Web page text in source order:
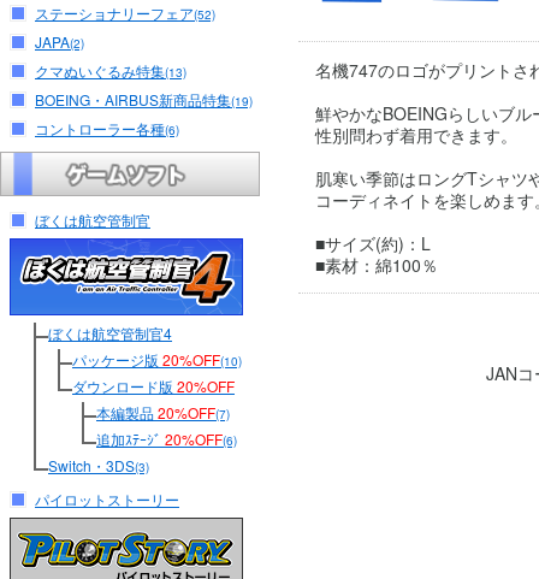
ステーショナリーフェア(52)
JAPA(2)
クマぬいぐるみ特集(13)
BOEING・AIRBUS新商品特集(19)
コントローラー各種(6)
ぼくは航空管制官
ぼくは航空管制官4
パッケージ版 20%OFF(10)
ダウンロード版 20%OFF
本編製品20%OFF(7)
追加ｽﾃｰｼﾞ 20%OFF(6)
Switch・3DS(3)
パイロットストーリー
名機747のロゴがプリントさ
鮮やかなBOEINGらしいブ
性別問わず着用できます。
肌寒い季節はロングTシャツ
コーディネイトを楽しめます
■サイズ(約)：L
■素材：綿100％
JAN